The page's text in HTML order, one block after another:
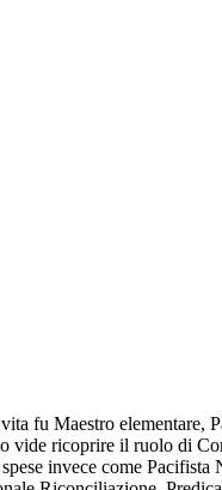
fu Maestro elementare,
vide ricoprire il ruolo di
invece come